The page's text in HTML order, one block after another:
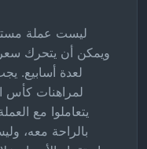
ويمكن أن يتحرك
لعدة أسابيع.
يتعاملوا مع
بالراحة معه،